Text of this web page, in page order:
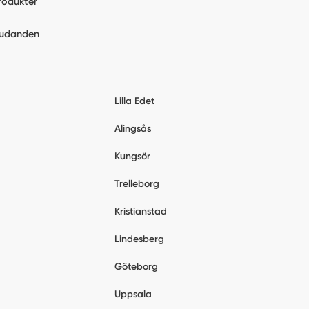
Lilla Edet
Alingsås
Kungsör
Trelleborg
Kristianstad
Lindesberg
Göteborg
Uppsala